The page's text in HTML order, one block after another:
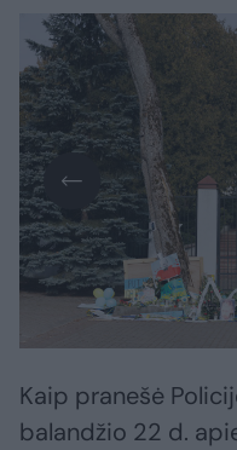
Kaip pranešė
balandžio 22 d.